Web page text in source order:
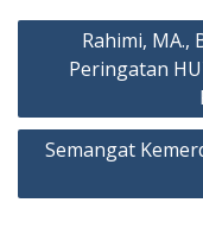
Navigasi
Rahimi,
Peringatan
Semangat